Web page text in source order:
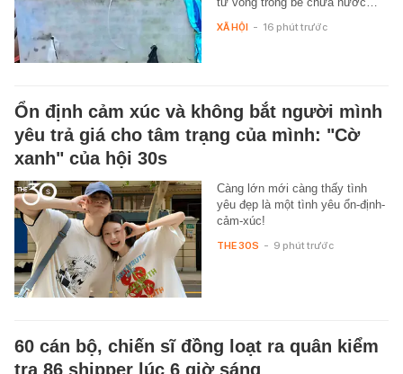
XÃ HỘI - 16 phút trước
Ổn định cảm xúc và không bắt người mình
yêu trả giá cho tâm trạng của mình: "Cờ
xanh" của hội 30s
Càng lớn mới càng thấy tình
yêu đẹp là một tình yêu ổn-định-
cảm-xúc!
THE 30S - 9 phút trước
60 cán bộ, chiến sĩ đồng loạt ra quân kiểm
tra 86 shipper lúc 6 giờ sáng